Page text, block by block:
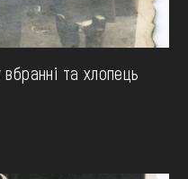
та хлопець